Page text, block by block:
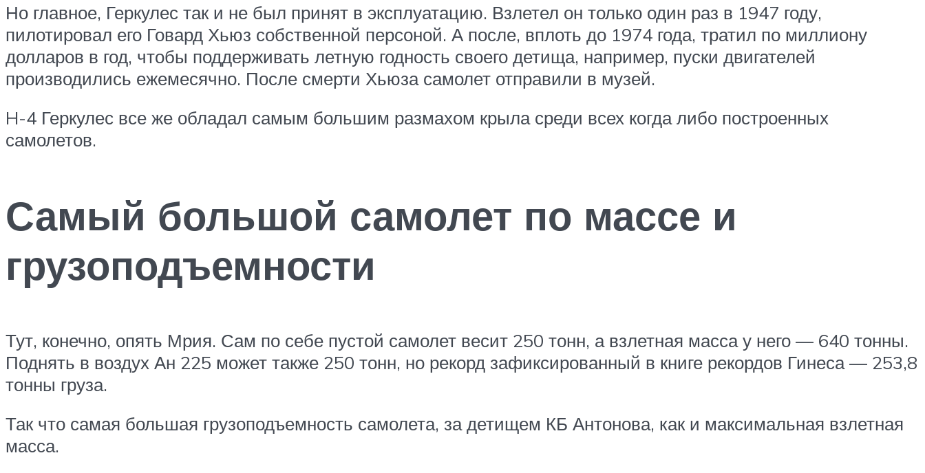
Но главное, Геркулес так и не был принят в эксплуатацию. Взлетел он только один раз в 1947 году,
пилотировал его Говард Хьюз собственной персоной. А после, вплоть до 1974 года, тратил по миллиону
долларов в год, чтобы поддерживать летную годность своего детища, например, пуски двигателей
производились ежемесячно. После смерти Хьюза самолет отправили в музей.
H-4 Геркулес все же обладал самым большим размахом крыла среди всех когда либо построенных
самолетов.
Самый большой самолет по массе и
грузоподъемности
Тут, конечно, опять Мрия. Сам по себе пустой самолет весит 250 тонн, а взлетная масса у него — 640 тонны.
Поднять в воздух Ан 225 может также 250 тонн, но рекорд зафиксированный в книге рекордов Гинеса — 253,8
тонны груза.
Так что самая большая грузоподъемность самолета, за детищем КБ Антонова, как и максимальная взлетная
масса.